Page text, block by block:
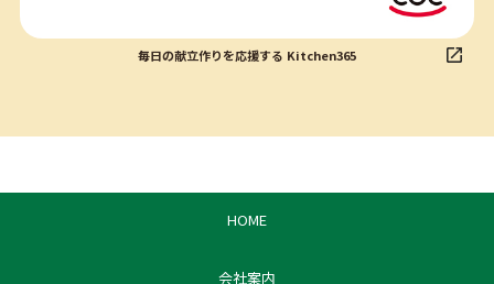
毎日の献立作りを応援する Kitchen365
HOME
会社案内